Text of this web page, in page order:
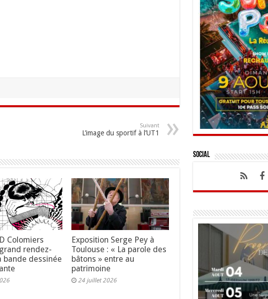
Suivant
L’image du sportif à l’UT1
Colomiers
rendez-
bande dessinée
Exposition Serge Pey à
Toulouse : « La parole des
bâtons » entre au
patrimoine
24 juillet 2026
Social